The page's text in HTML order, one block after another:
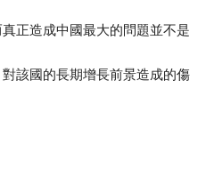
正造成中國最大的問題並不是
該國的長期增長前景造成的傷